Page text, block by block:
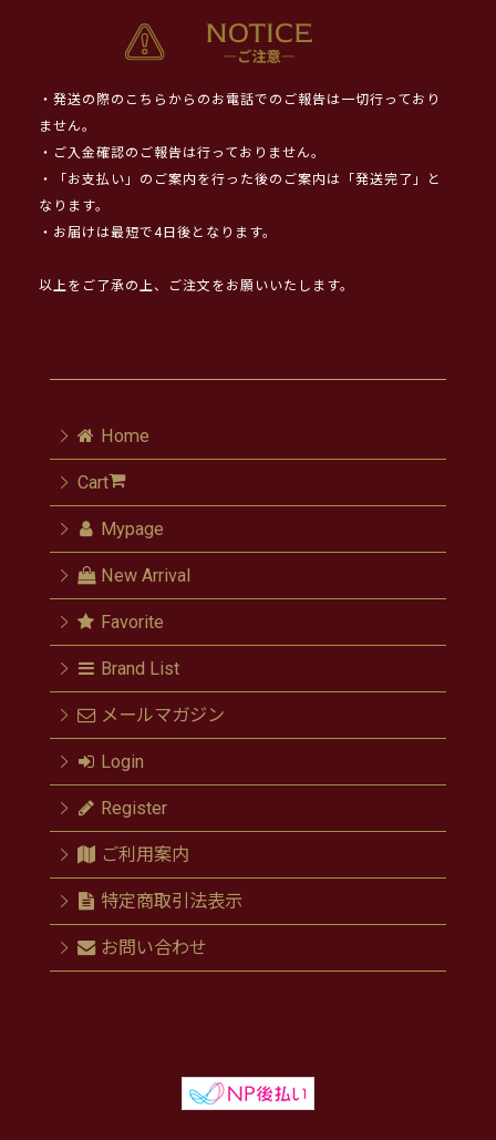
・発送の際のこちらからのお電話でのご報告は一切行っており
ません。
・ご入金確認のご報告は行っておりません。
・「お支払い」のご案内を行った後のご案内は「発送完了」と
なります。
・お届けは最短で4日後となります。
以上をご了承の上、ご注文をお願いいたします。
Home
Cart
Mypage
New Arrival
Favorite
Brand List
メールマガジン
Login
Register
ご利用案内
特定商取引法表示
お問い合わせ